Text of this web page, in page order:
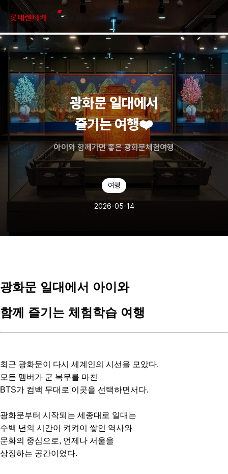
skip navigation
광화문 일대에서
즐기는 여행❤️
아이와 함께가면 좋은 광화문체험여행
여행
2026-05-14
광화문 일대에서 아이와
함께 즐기는 체험학습 여행
최근 광화문이 다시 세계인의 시선을 모았다.
모든 멤버가 군 복무를 마친
BTS가 컴백 무대로 이곳을 선택하면서다.
광화문부터 시작되는 세종대로 일대는
수백 년의 시간이 켜켜이 쌓인 역사와
문화의 중심으로, 언제나 서울을
상징하는 공간이었다.